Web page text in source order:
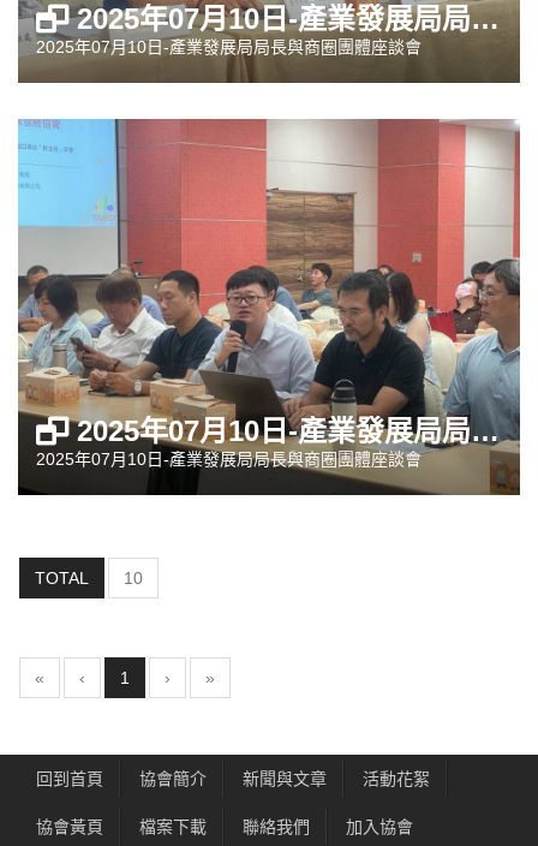
2025年07月10日-產業發展局局長與商圈團體座談會
2025年07月10日-產業發展局局長與商圈團體座談會
2025年07月10日-產業發展局局長與商圈團體座談會
2025年07月10日-產業發展局局長與商圈團體座談會
TOTAL 10
« ‹ 1 (current)
› »
回到首頁 協會簡介 新聞與文章 活動花絮
協會黃頁 檔案下載 聯絡我們 加入協會